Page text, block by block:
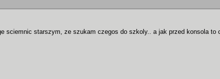
sciemnic starszym, ze szukam czegos do szkoly.. a jak przed konsola to